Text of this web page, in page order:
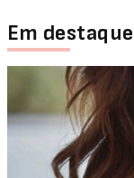
Em destaque